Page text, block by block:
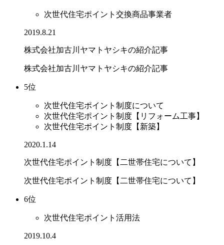
次世代住宅ポイント交換商品事業者
2019.8.21
株式会社加古川ヤマトヤシキの紹介記事
株式会社加古川ヤマトヤシキの紹介記事
5位
次世代住宅ポイント制度について
次世代住宅ポイント制度【リフォーム工事】
次世代住宅ポイント制度【新築】
2020.1.14
次世代住宅ポイント制度【二世帯住宅について】
次世代住宅ポイント制度【二世帯住宅について】
6位
次世代住宅ポイント活用法
2019.10.4